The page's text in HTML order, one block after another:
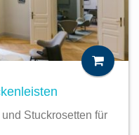
Stuckrosetten für